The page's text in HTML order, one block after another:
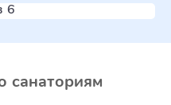
6
санаториям